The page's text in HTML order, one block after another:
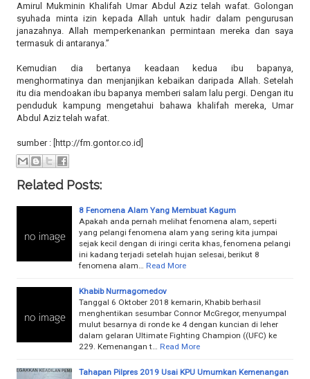
Amirul Mukminin Khalifah Umar Abdul Aziz telah wafat. Golongan
syuhada minta izin kepada Allah untuk hadir dalam pengurusan
janazahnya. Allah memperkenankan permintaan mereka dan saya
termasuk di antaranya.”
Kemudian dia bertanya keadaan kedua ibu bapanya,
menghormatinya dan menjanjikan kebaikan daripada Allah. Setelah
itu dia mendoakan ibu bapanya memberi salam lalu pergi. Dengan itu
penduduk kampung mengetahui bahawa khalifah mereka, Umar
Abdul Aziz telah wafat.
sumber : [http://fm.gontor.co.id]
Related Posts:
8 Fenomena Alam Yang Membuat Kagum
Apakah anda pernah melihat fenomena alam, seperti
yang pelangi fenomena alam yang sering kita jumpai
sejak kecil dengan di iringi cerita khas, fenomena pelangi
ini kadang terjadi setelah hujan selesai, berikut 8
fenomena alam…
Read More
Khabib Nurmagomedov
Tanggal 6 Oktober 2018 kemarin, Khabib berhasil
menghentikan sesumbar Connor McGregor, menyumpal
mulut besarnya di ronde ke 4 dengan kuncian di leher
dalam gelaran Ultimate Fighting Champion ((UFC) ke
229. Kemenangan t…
Read More
Tahapan Pilpres 2019 Usai KPU Umumkan Kemenangan